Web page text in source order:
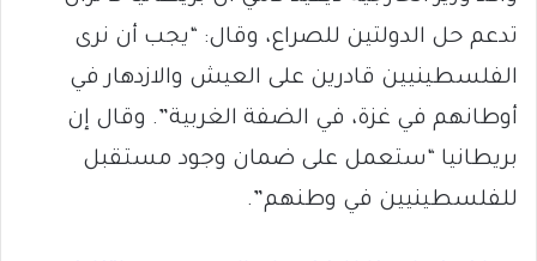
تدعم حل الدولتين للصراع، وقال: “يجب أن نرى
الفلسطينيين قادرين على العيش والازدهار في
أوطانهم في غزة، في الضفة الغربية”. وقال إن
بريطانيا “ستعمل على ضمان وجود مستقبل
للفلسطينيين في وطنهم”.